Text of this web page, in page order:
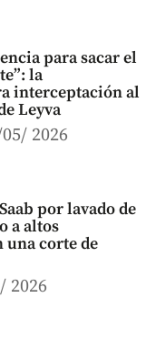
para sacar el
la
interceptación al
Leyva
2026
por lavado de
a altos
corte de
2026